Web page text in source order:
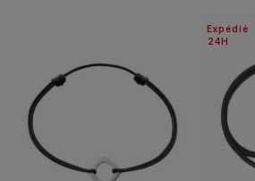
24H
Expédié